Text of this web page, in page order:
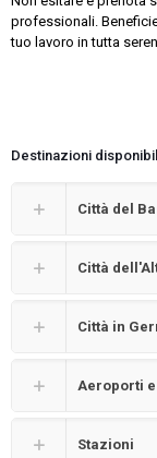
professionali.
tuo lavoro in tutta
Destinazioni
Città del
Città
Città in
Aeroporti
Stazioni